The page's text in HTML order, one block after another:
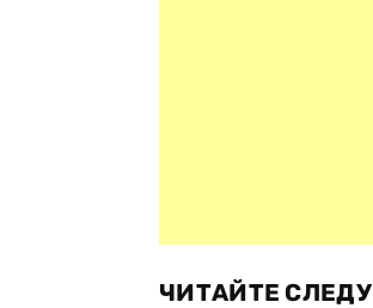
ЧИТАЙТЕ